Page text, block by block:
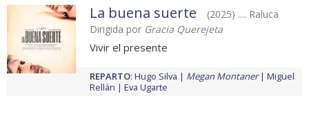
La buena suerte
(2025) .... Raluca
Dirigida por Gracia Querejeta
Vivir el presente
REPARTO: Hugo Silva Megan Montaner
Miguel
Rellán
Eva Ugarte